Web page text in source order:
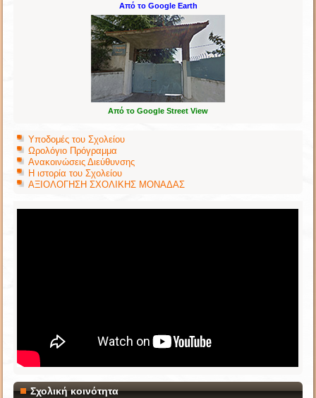
Από το Google Earth
Από το Google Street View
Υποδομές του Σχολείου
Ωρολόγιο Πρόγραμμα
Ανακοινώσεις Διεύθυνσης
Η ιστορία του Σχολείου
ΑΞΙΟΛΟΓΗΣΗ ΣΧΟΛΙΚΗΣ ΜΟΝΑΔΑΣ
Σχολική κοινότητα